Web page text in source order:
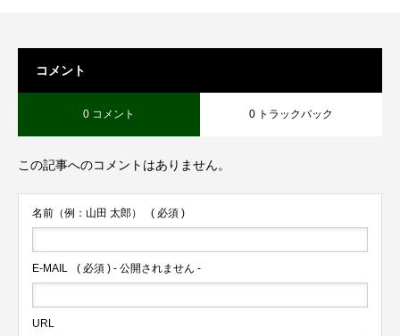
コメント
0 コメント 0 トラックバック
この記事へのコメントはありません。
名前（例：山田 太郎） ( 必須 )
E-MAIL ( 必須 ) - 公開されません -
URL